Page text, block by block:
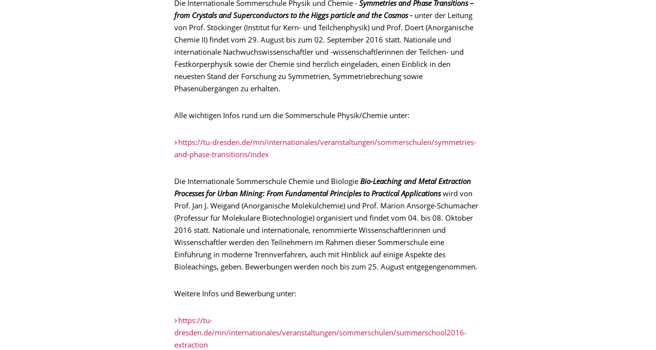
Die Internationale Sommerschule Physik und Chemie - Symmetries and Phase Transitions –
from Crystals and Superconductors to the Higgs particle and the Cosmos - unter der Leitung
von Prof. Stöckinger (Institut für Kern- und Teilchenphysik) und Prof. Doert (Anorganische
Chemie II) findet vom 29. August bis zum 02. September 2016 statt. Nationale und
internationale Nachwuchswissenschaftler und -wissenschaftlerinnen der Teilchen- und
Festkörperphysik sowie der Chemie sind herzlich eingeladen, einen Einblick in den
neuesten Stand der Forschung zu Symmetrien, Symmetriebrechung sowie
Phasenübergängen zu erhalten.
Alle wichtigen Infos rund um die Sommerschule Physik/Chemie unter:
https://tu-dresden.de/mn/internationales/veranstaltungen/sommerschulen/symmetries-
and-phase-transitions/index
Die Internationale Sommerschule Chemie und Biologie Bio-Leaching and Metal Extraction
Processes for Urban Mining: From Fundamental Principles to Practical Applications wird von
Prof. Jan J. Weigand (Anorganische Molekülchemie) und Prof. Marion Ansorge-Schumacher
(Professur für Molekulare Biotechnologie) organisiert und findet vom 04. bis 08. Oktober
2016 statt. Nationale und internationale, renommierte Wissenschaftlerinnen und
Wissenschaftler werden den Teilnehmern im Rahmen dieser Sommerschule eine
Einführung in moderne Trennverfahren, auch mit Hinblick auf einige Aspekte des
Bioleachings, geben. Bewerbungen werden noch bis zum 25. August entgegengenommen.
Weitere Infos und Bewerbung unter:
https://tu-
dresden.de/mn/internationales/veranstaltungen/sommerschulen/summerschool2016-
extraction